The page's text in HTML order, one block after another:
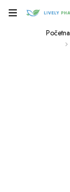
Početna